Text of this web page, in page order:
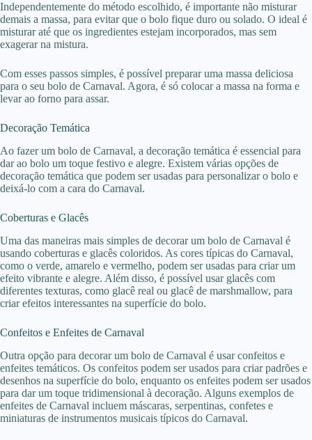
Independentemente do método escolhido, é importante não misturar
demais a massa, para evitar que o bolo fique duro ou solado. O ideal é
misturar até que os ingredientes estejam incorporados, mas sem
exagerar na mistura.
Com esses passos simples, é possível preparar uma massa deliciosa
para o seu bolo de Carnaval. Agora, é só colocar a massa na forma e
levar ao forno para assar.
Decoração Temática
Ao fazer um bolo de Carnaval, a decoração temática é essencial para
dar ao bolo um toque festivo e alegre. Existem várias opções de
decoração temática que podem ser usadas para personalizar o bolo e
deixá-lo com a cara do Carnaval.
Coberturas e Glacês
Uma das maneiras mais simples de decorar um bolo de Carnaval é
usando coberturas e glacês coloridos. As cores típicas do Carnaval,
como o verde, amarelo e vermelho, podem ser usadas para criar um
efeito vibrante e alegre. Além disso, é possível usar glacês com
diferentes texturas, como glacê real ou glacê de marshmallow, para
criar efeitos interessantes na superfície do bolo.
Confeitos e Enfeites de Carnaval
Outra opção para decorar um bolo de Carnaval é usar confeitos e
enfeites temáticos. Os confeitos podem ser usados para criar padrões e
desenhos na superfície do bolo, enquanto os enfeites podem ser usados
para dar um toque tridimensional à decoração. Alguns exemplos de
enfeites de Carnaval incluem máscaras, serpentinas, confetes e
miniaturas de instrumentos musicais típicos do Carnaval.